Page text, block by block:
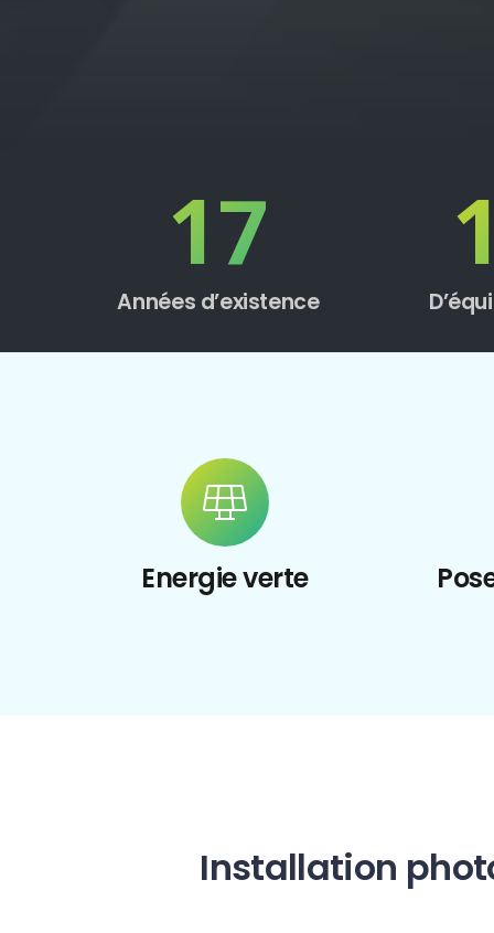
17
Années d’existence
Energie verte
Installation